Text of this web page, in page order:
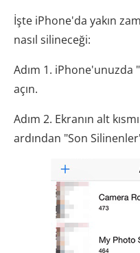
İşte iPhone'da yakın
nasıl silineceği:
Adım 1. iPhone'unuzda
açın.
Adım 2. Ekranın alt
ardından "Son